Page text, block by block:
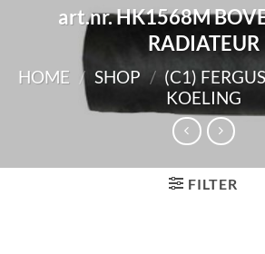
art.nr. HK1568M
RADIATEUR
HOME / SHOP / (C1)
KOELING
FILTER